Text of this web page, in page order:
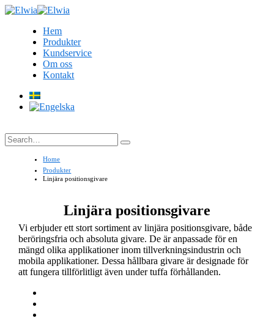
Hem
Produkter
Kundservice
Om oss
Kontakt
Home
Produkter
Linjära positionsgivare
Linjära positionsgivare
Vi erbjuder ett stort sortiment av linjära positionsgivare, både
beröringsfria och absoluta givare. De är anpassade för en
mängd olika applikationer inom tillverkningsindustrin och
mobila applikationer. Dessa hållbara givare är designade för
att fungera tillförlitligt även under tuffa förhållanden.